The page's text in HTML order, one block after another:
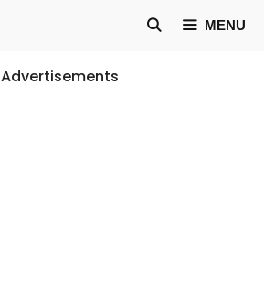
MENU
Advertisements